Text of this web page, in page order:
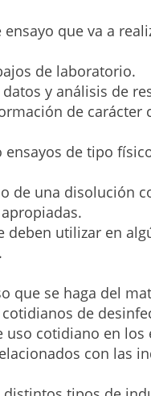
que va a
de laboratorio.
y análisis de
de carácter
de tipo
de una disolución
deben utilizar en
que se haga del
de
cotidiano en
con las